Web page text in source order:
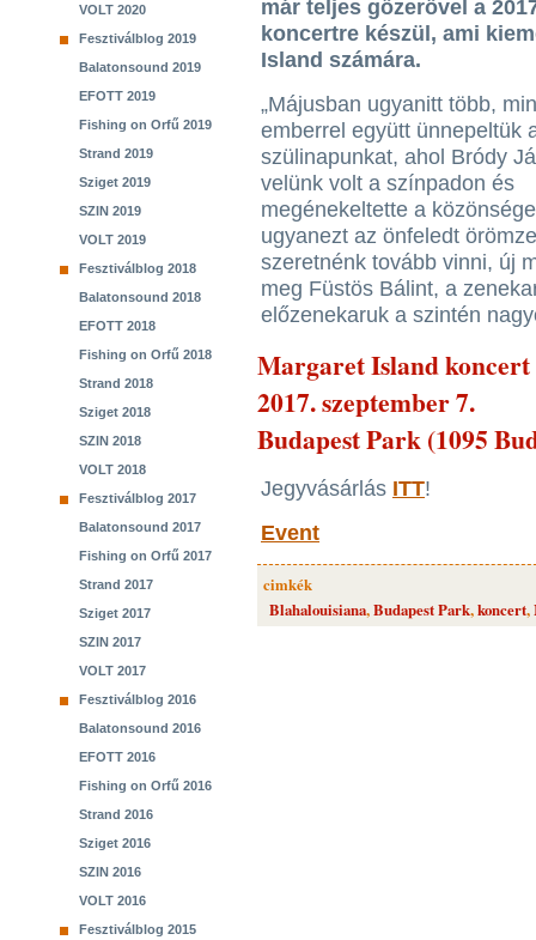
VOLT 2020
Fesztiválblog 2019
Balatonsound 2019
EFOTT 2019
Fishing on Orfű 2019
Strand 2019
Sziget 2019
SZIN 2019
VOLT 2019
Fesztiválblog 2018
Balatonsound 2018
EFOTT 2018
Fishing on Orfű 2018
Strand 2018
Sziget 2018
SZIN 2018
VOLT 2018
Fesztiválblog 2017
Balatonsound 2017
Fishing on Orfű 2017
Strand 2017
Sziget 2017
SZIN 2017
VOLT 2017
Fesztiválblog 2016
Balatonsound 2016
EFOTT 2016
Fishing on Orfű 2016
Strand 2016
Sziget 2016
SZIN 2016
VOLT 2016
Fesztiválblog 2015
már teljes gőzerővel a
koncertre készül, ami
Island számára.
„Májusban ugyanitt több,
emberrel együtt ünnepeltük
szülinapunkat, ahol Bródy
velünk volt a színpadon és
megénekeltette a
ugyanezt az önfeledt
szeretnénk tovább vinni, új
meg Füstös Bálint, a
előzenekaruk a szintén
Margaret Island koncert
2017. szeptember 7.
Budapest Park (1095
Jegyvásárlás ITT!
Event
cimkék
Blahalouisiana,Budapest Park,koncert,